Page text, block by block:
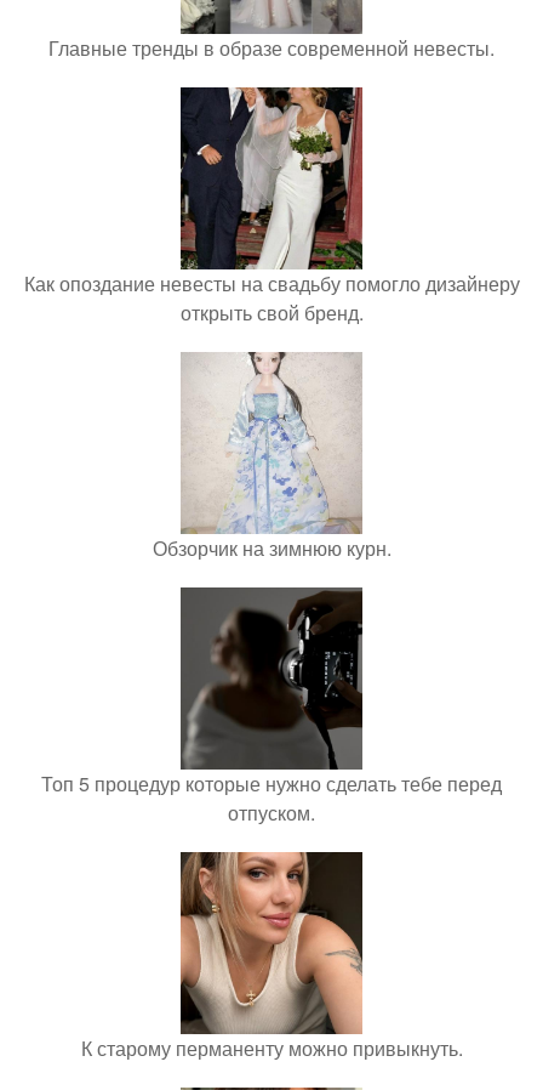
Главные тренды в образе современной невесты.
Как опоздание невесты на свадьбу помогло дизайнеру
открыть свой бренд.
Обзорчик на зимнюю курн.
Топ 5 процедур которые нужно сделать тебе перед
отпуском.
К старому перманенту можно привыкнуть.